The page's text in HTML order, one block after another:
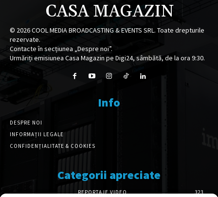
CASA MAGAZIN
© 2026COOL MEDIA BROADCASTING & EVENTS SRL. Toate drepturile
rezervate.
Contacte în secțiunea „Despre noi”.
Urmăriți emisiunea Casa Magazin pe Digi24, sâmbătă, de la ora 9:30.
Info
DESPRE NOI
INFORMAȚII LEGALE
CONFIDENȚIALITATE & COOKIES
Categorii apreciate
REPORTAJE VIDEO
323